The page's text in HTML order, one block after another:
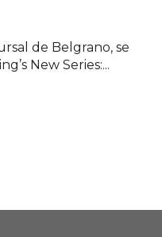
de Belgrano, se
New Series:...